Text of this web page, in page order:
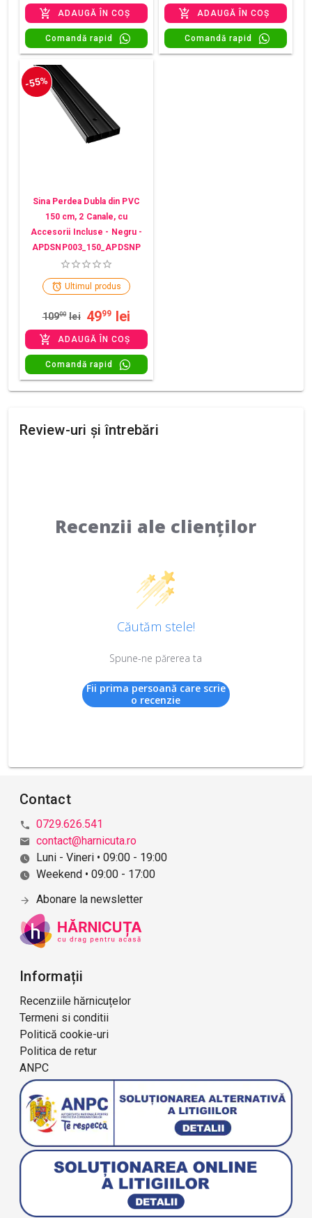
ADAUGĂ ÎN COȘ
Comandă rapid
ADAUGĂ ÎN COȘ
Comandă rapid
-55%
Sina Perdea Dubla din PVC
150 cm, 2 Canale, cu
Accesorii Incluse - Negru -
APDSNP003_150_APDSNP
Ultimul produs
10900 lei 4999 lei
ADAUGĂ ÎN COȘ
Comandă rapid
Review-uri și întrebări
Recenzii ale clienților
Căutăm stele!
Spune-ne părerea ta
Fii prima persoană care scrie
o recenzie
Contact
0729.626.541
contact@harnicuta.ro
Luni - Vineri • 09:00 - 19:00
Weekend • 09:00 - 17:00
Abonare la newsletter
Informații
Recenziile hărnicuțelor
Termeni si conditii
Politică cookie-uri
Politica de retur
ANPC